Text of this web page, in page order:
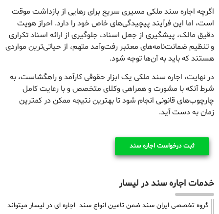
اگرچه اجاره سند ملکی مسیری سریع برای رهایی از بازداشت موقت
است، اما این فرآیند پیچیدگی‌های خاص خود را دارد. احراز هویت
دقیق مالک، پیشگیری از جعل اسناد، جلوگیری از ارائه اسناد تکراری
و تنظیم ضمانت‌نامه‌های معتبر رفت‌وآمد متهم، از حیاتی‌ترین مواردی
هستند که باید به آن‌ها توجه شود.
در نهایت، اجاره سند ملکی یک ابزار حقوقی کارآمد و راهگشاست، به
شرط آنکه با مشورت و همراهی وکلای متخصص و با رعایت کامل
چارچوب‌های قانونی انجام شود تا بهترین نتیجه ممکن در کمترین
زمان به دست آید.
ثبت درخواست اجاره سند
خدمات اجاره سند در لیسار
گروه تخصصی ایران سند ضمن تامین انواع سند اجاره ای در لیسار میتواند